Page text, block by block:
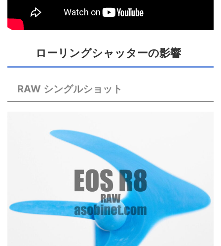
ローリングシャッターの影響
RAW シングルショット